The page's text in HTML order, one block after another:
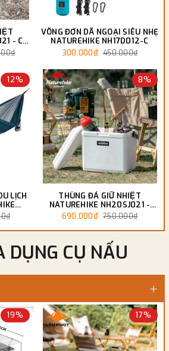
- CÓ
VÕNG ĐƠN DÃ NGOẠI SIÊU NHẸ
NATUREHIKE NH17D012-C
300.000₫ 450.000₫
12%
LỊCH
8%
THÙNG ĐÁ GIỮ NHIỆT
NATUREHIKE NH20SJ021 -
KHÔNG BÁNH XE
690.000₫ 750.000₫
DỤNG CỤ NẤU
19% 17%